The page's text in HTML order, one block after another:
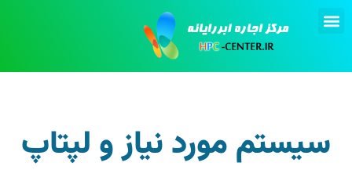
سیستم مورد نیاز و لپتاپ